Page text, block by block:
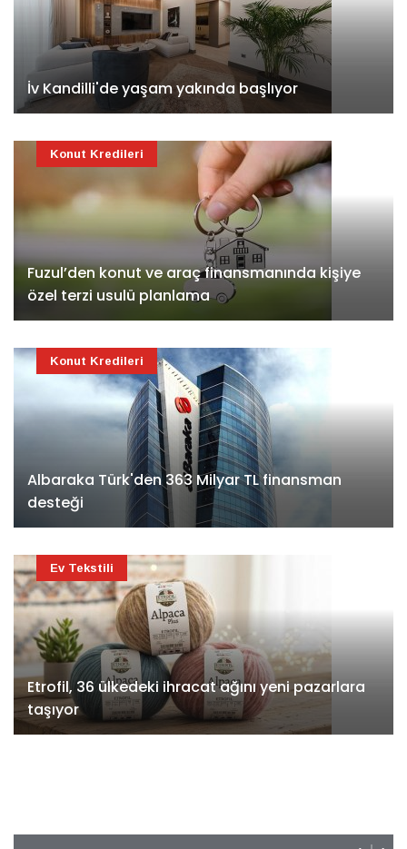
İv Kandilli'de yaşam yakında başlıyor
Fuzul’den konut ve araç finansmanında kişiye
özel terzi usulü planlama
Konut Kredileri
Albaraka Türk'den 363 Milyar TL finansman
desteği
Konut Kredileri
Etrofil, 36 ülkedeki ihracat ağını yeni pazarlara
taşıyor
Ev Tekstili